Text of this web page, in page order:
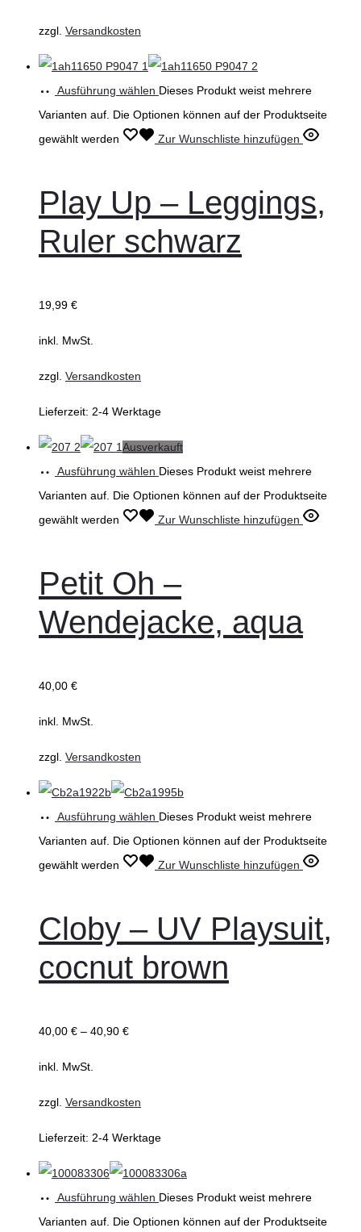
zzgl. Versandkosten
Ausführung wählen Dieses Produkt weist mehrere
Varianten auf. Die Optionen können auf der Produktseite
gewählt werden
Zur Wunschliste hinzufügen
Play Up – Leggings,
Ruler schwarz
19,99 €
inkl. MwSt.
zzgl. Versandkosten
Lieferzeit: 2-4 Werktage
Ausverkauft
Ausführung wählen Dieses Produkt weist mehrere
Varianten auf. Die Optionen können auf der Produktseite
gewählt werden
Zur Wunschliste hinzufügen
Petit Oh –
Wendejacke, aqua
40,00 €
inkl. MwSt.
zzgl. Versandkosten
Ausführung wählen Dieses Produkt weist mehrere
Varianten auf. Die Optionen können auf der Produktseite
gewählt werden
Zur Wunschliste hinzufügen
Cloby – UV Playsuit,
cocnut brown
40,00 € – 40,90 €
inkl. MwSt.
zzgl. Versandkosten
Lieferzeit: 2-4 Werktage
Ausführung wählen Dieses Produkt weist mehrere
Varianten auf. Die Optionen können auf der Produktseite